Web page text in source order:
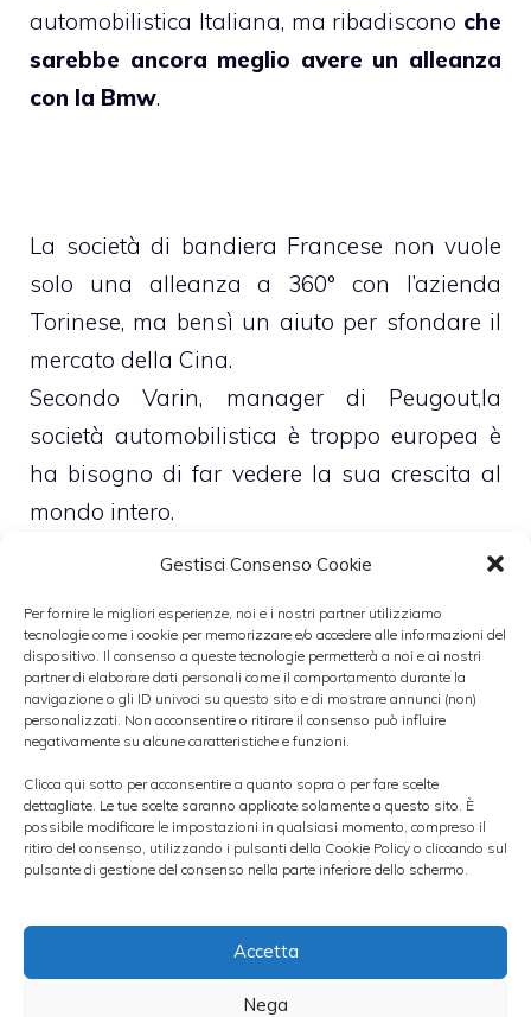
Gestisci Consenso Cookie
Per fornire le migliori esperienze, noi e i nostri partner utilizziamo
tecnologie come i cookie per memorizzare e/o accedere alle informazioni del
dispositivo. Il consenso a queste tecnologie permetterà a noi e ai nostri
partner di elaborare dati personali come il comportamento durante la
navigazione o gli ID univoci su questo sito e di mostrare annunci (non)
personalizzati. Non acconsentire o ritirare il consenso può influire
negativamente su alcune caratteristiche e funzioni.
Clicca qui sotto per acconsentire a quanto sopra o per fare scelte
dettagliate. Le tue scelte saranno applicate solamente a questo sito. È
possibile modificare le impostazioni in qualsiasi momento, compreso il
ritiro del consenso, utilizzando i pulsanti della Cookie Policy o cliccando sul
pulsante di gestione del consenso nella parte inferiore dello schermo.
Accetta
Nega
automobilistica Italiana, ma ribadiscono che
sarebbe ancora meglio avere un alleanza
con la Bmw.
La società di bandiera Francese non vuole
solo una alleanza a 360° con l’azienda
Torinese, ma bensì un aiuto per sfondare il
mercato della Cina.
Secondo Varin, manager di Peugout,la
società automobilistica è troppo europea è
ha bisogno di far vedere la sua crescita al
mondo intero.
produzione di 500 è arrivata a quota mezzo
milione queste vendite rispecchiano solo il
mercato europeo,infatti la 500 verrà lanciata
soltanto nel 2011 sul mercato americano.
Al momentola casa automobilistica
Italianaha avuto unrialzo del 3,72%
presso la borsa di Milano,laPeugoutha
avuto anche essa unrialzo del 3,38%.
A febbraio la Fiat ha registrato un aumento
delle immatricolazioni auto del 21%.